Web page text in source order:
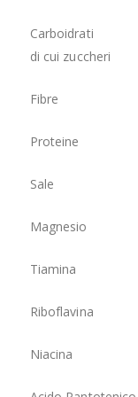
Carboidrati
di cui zuccheri
Fibre
Proteine
Sale
Magnesio
Tiamina
Riboflavina
Niacina